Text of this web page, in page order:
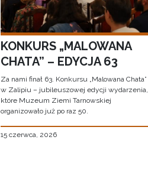
KONKURS „MALOWANA
CHATA” – EDYCJA 63
Za nami finał 63. Konkursu „Malowana Chata”
w Zalipiu – jubileuszowej edycji wydarzenia,
które Muzeum Ziemi Tarnowskiej
organizowało już po raz 50.
15 czerwca, 2026